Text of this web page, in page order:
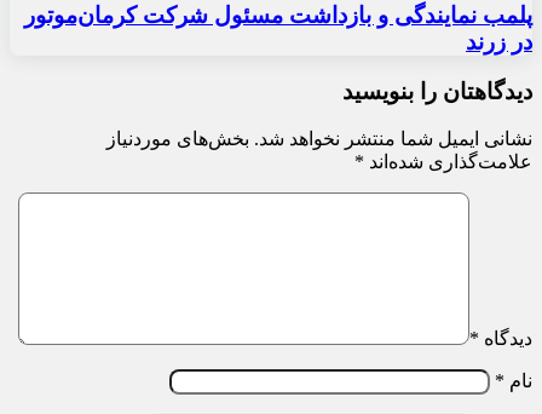
پلمب نمایندگی و بازداشت مسئول شرکت کرمان‌موتور
در زرند
دیدگاهتان را بنویسید
نشانی ایمیل شما منتشر نخواهد شد. بخش‌های موردنیاز
علامت‌گذاری شده‌اند *
دیدگاه *
نام *